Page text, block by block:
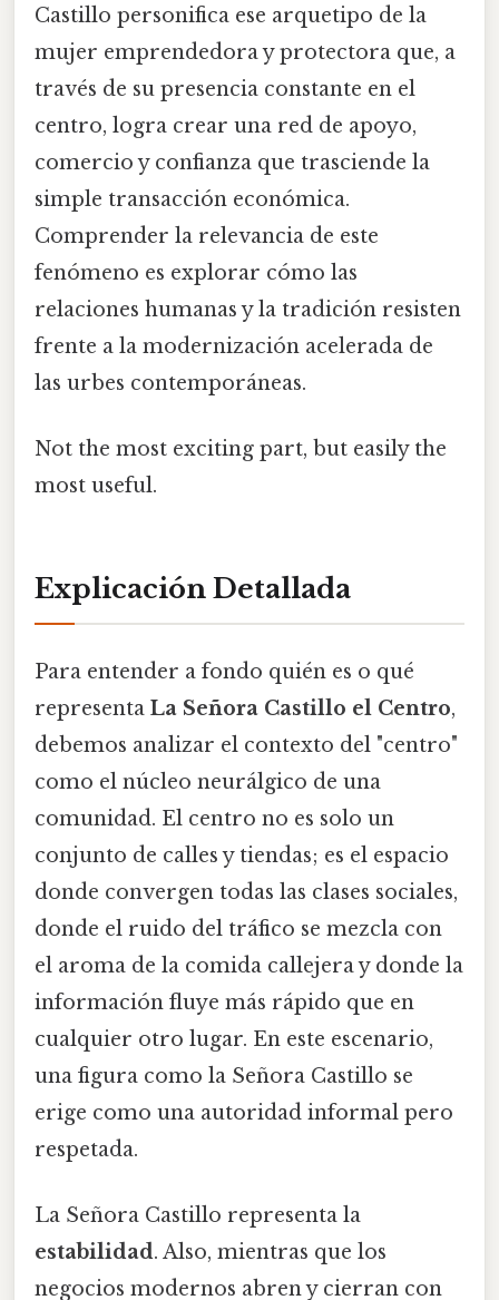
Castillo personifica ese arquetipo de la
mujer emprendedora y protectora que, a
través de su presencia constante en el
centro, logra crear una red de apoyo,
comercio y confianza que trasciende la
simple transacción económica.
Comprender la relevancia de este
fenómeno es explorar cómo las
relaciones humanas y la tradición resisten
frente a la modernización acelerada de
las urbes contemporáneas.
Not the most exciting part, but easily the
most useful.
Explicación Detallada
Para entender a fondo quién es o qué
representa La Señora Castillo el Centro,
debemos analizar el contexto del "centro"
como el núcleo neurálgico de una
comunidad. El centro no es solo un
conjunto de calles y tiendas; es el espacio
donde convergen todas las clases sociales,
donde el ruido del tráfico se mezcla con
el aroma de la comida callejera y donde la
información fluye más rápido que en
cualquier otro lugar. En este escenario,
una figura como la Señora Castillo se
erige como una autoridad informal pero
respetada.
La Señora Castillo representa la
estabilidad. Also, mientras que los
negocios modernos abren y cierran con